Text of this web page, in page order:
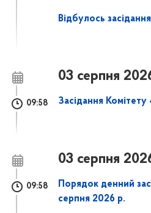
Відбулось
03 серпня
09:58 Засідання
03 серпня
09:58
Порядок денний
серпня 2026 р.